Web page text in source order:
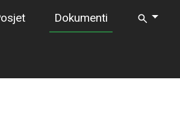
Dokumenti